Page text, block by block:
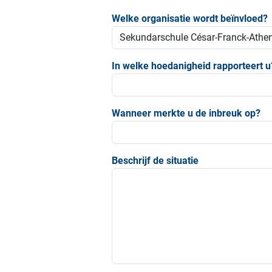
Welke organisatie wordt beïnvloed?
In welke hoedanigheid rapporteert
Wanneer merkte u de inbreuk op?
Beschrijf de situatie